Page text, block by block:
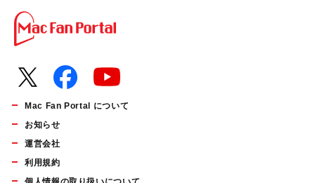
Mac Fan Portal について
お知らせ
運営会社
利用規約